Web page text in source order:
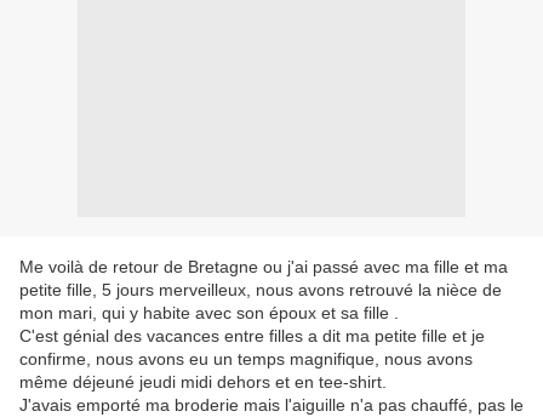
Me voilà de retour de Bretagne ou j'ai passé avec ma fille et ma
petite fille, 5 jours merveilleux, nous avons retrouvé la nièce de
mon mari, qui y habite avec son époux et sa fille .
C'est génial des vacances entre filles a dit ma petite fille et je
confirme, nous avons eu un temps magnifique, nous avons
même déjeuné jeudi midi dehors et en tee-shirt.
J'avais emporté ma broderie mais l'aiguille n'a pas chauffé, pas le